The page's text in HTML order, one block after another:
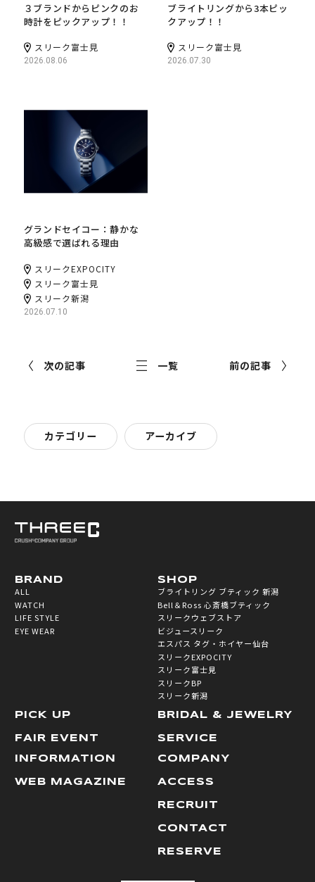
３ブランドからピンクのお
時計をピックアップ！！
スリーク富士見
2026.08.06
ブライトリングから3本ピッ
クアップ！！
スリーク富士見
2026.07.30
グランドセイコー：静かな
高級感で選ばれる理由
スリークEXPOCITY
スリーク富士見
スリーク新潟
2026.07.10
次の記事 一覧 前の記事
カテゴリー アーカイブ
BRAND
ALL
WATCH
LIFE STYLE
EYE WEAR
SHOP
ブライトリング ブティック 新潟
Bell＆Ross 心斎橋ブティック
スリークウェブストア
ビジュースリーク
エスパス タグ・ホイヤー仙台
スリークEXPOCITY
スリーク富士見
スリークBP
スリーク新潟
PICK UP
FAIR EVENT
INFORMATION
WEB MAGAZINE
BRIDAL & JEWELRY
SERVICE
COMPANY
ACCESS
RECRUIT
CONTACT
RESERVE